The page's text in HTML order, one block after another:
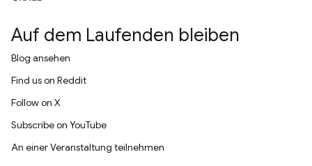
Auf dem Laufenden bleiben
Blog ansehen
Find us on Reddit
Follow on X
Subscribe on YouTube
An einer Veranstaltung teilnehmen